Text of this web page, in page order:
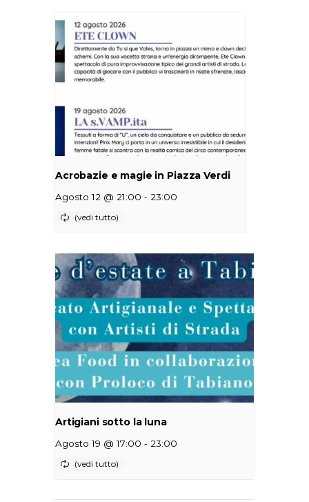
Acrobazie e magie in Piazza Verdi
Agosto 12 @ 21:00 - 23:00
Artigiani sotto la luna
Agosto 19 @ 17:00 - 23:00